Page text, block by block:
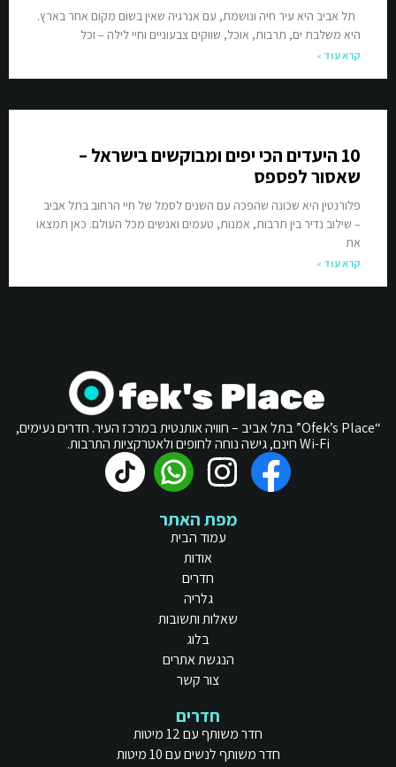
תל אביב היא עיר חיה ונושמת, עם אנרגיה שאין בשום מקום אחר בארץ.
היא משלבת ים, תרבות, אוכל, שווקים צבעוניים וחיי לילה – וכל
קרא עוד »
10 היעדים הכי יפים ומבוקשים בישראל –
שאסור לפספס
פלורנטין היא שכונה שהפכה עם השנים לסמל של חיי הרחוב בתל אביב
– שילוב נדיר בין תרבות, אמנות, טעמים ואנשים מכל העולם. כאן תמצאו
את
קרא עוד »
“Ofek’s Place” בתל אביב – חוויה אותנטית במרכז העיר. חדרים נעימים,
Wi-Fi חינם, גישה נוחה לחופים ולאטרקציות התרבות.
מפת האתר
עמוד הבית
אודות
חדרים
גלריה
שאלות ותשובות
בלוג
הנגשת אתרים
צור קשר
חדרים
חדר משותף עם 12 מיטות
חדר משותף לנשים עם 10 מיטות